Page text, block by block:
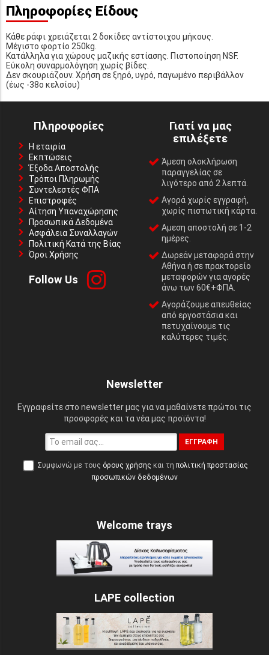
Πληροφορίες Είδους
Κάθε ράφι χρειάζεται 2 δοκίδες αντίστοιχου μήκους.
Μέγιστο φορτίο 250kg.
Κατάλληλα για χώρους μαζικής εστίασης. Πιστοποίηση NSF.
Εύκολη συναρμολόγηση χωρίς βίδες.
Δεν σκουριάζουν. Χρήση σε ξηρό, υγρό, παγωμένο περιβάλλον
(έως -38o κελσίου)
Πληροφορίες
Η εταιρία
Εκπτώσεις
Έξοδα Αποστολής
Τρόποι Πληρωμής
Συντελεστές ΦΠΑ
Επιστροφές
Αίτηση Υπαναχώρησης
Προσωπικά Δεδομένα
Ασφάλεια Συναλλαγών
Πολιτική Κατά της Βίας
Όροι Χρήσης
Follow Us
Γιατί να μας
επιλέξετε
Άμεση ολοκλήρωση
παραγγελίας σε
λιγότερο από 2 λεπτά.
Αγορά χωρίς εγγραφή,
χωρίς πιστωτική κάρτα.
Αμεση αποστολή σε 1-2
ημέρες.
Δωρεάν μεταφορά στην
Αθήνα ή σε πρακτορείο
μεταφορών για αγορές
άνω των 60€+ΦΠΑ.
Αγοράζουμε απευθείας
από εργοστάσια και
πετυχαίνουμε τις
καλύτερες τιμές.
Newsletter
Εγγραφείτε στο newsletter μας για να μαθαίνετε πρώτοι τις
προσφορές και τα νέα μας προϊόντα!
ΕΓΓΡΑΦΉ
Συμφωνώ με τους όρους χρήσης και τη πολιτική προστασίας
προσωπικών δεδομένων
Welcome trays
LAPE collection